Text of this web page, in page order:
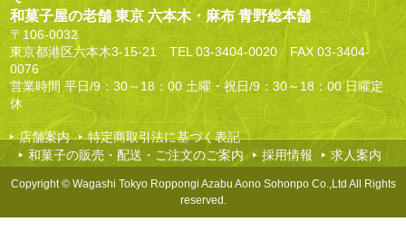
和菓子屋の老舗 東京 六本木・麻布 青野総本舗
〒106-0032
東京都港区六本木3-15-21 TEL03-3404-0020 FAX 03-3404-
0076
営業時間 平日/9：30～18：00 土曜・祝日/9：30～18：00 日曜定
休
店舗案内
特定商取引法に基づく表記
和菓子の販売・配送・ご注文のご案内
採用情報 求人案内
Copyright © Wagashi Tokyo Roppongi Azabu Aono Sohonpo Co.,Ltd All Rights
reserved.